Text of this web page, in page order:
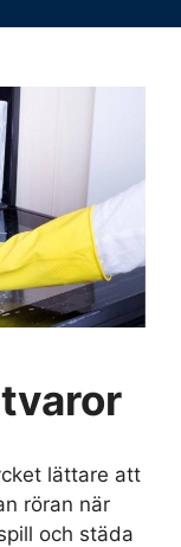
lättare att
röran när
och städa